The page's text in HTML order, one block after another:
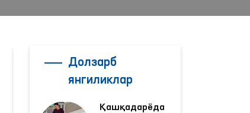
Долзарб
янгиликлар
Қашқадарёда